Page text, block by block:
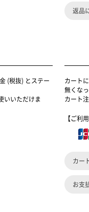
返品
(税抜) とステー
いいただけま
カート
無くな
カート
【ご利
カー
お支